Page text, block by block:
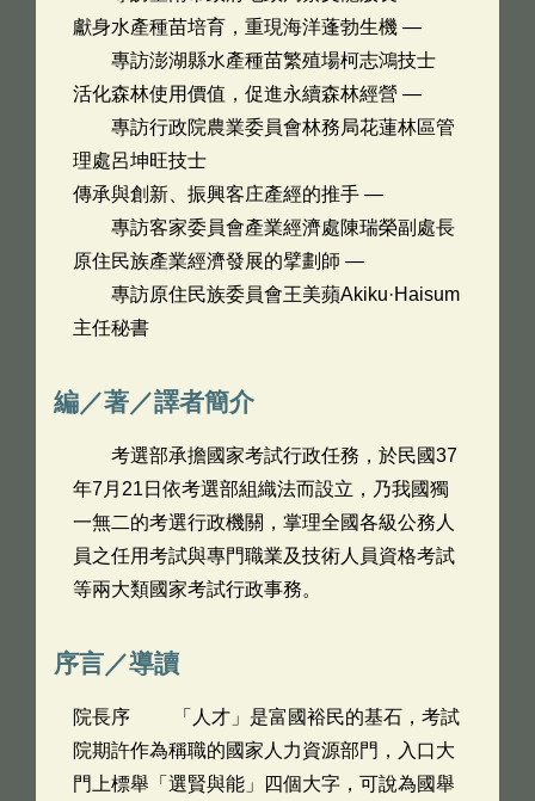
獻身水產種苗培育，重現海洋蓬勃生機 —
專訪澎湖縣水產種苗繁殖場柯志鴻技士
活化森林使用價值，促進永續森林經營 —
專訪行政院農業委員會林務局花蓮林區管
理處呂坤旺技士
傳承與創新、振興客庄產經的推手 —
專訪客家委員會產業經濟處陳瑞榮副處長
原住民族產業經濟發展的擘劃師 —
專訪原住民族委員會王美蘋Akiku·Haisum
主任秘書
編／著／譯者簡介
考選部承擔國家考試行政任務，於民國37
年7月21日依考選部組織法而設立，乃我國獨
一無二的考選行政機關，掌理全國各級公務人
員之任用考試與專門職業及技術人員資格考試
等兩大類國家考試行政事務。
序言／導讀
院長序 「人才」是富國裕民的基石，考試
院期許作為稱職的國家人力資源部門，入口大
門上標舉「選賢與能」四個大字，可說為國舉